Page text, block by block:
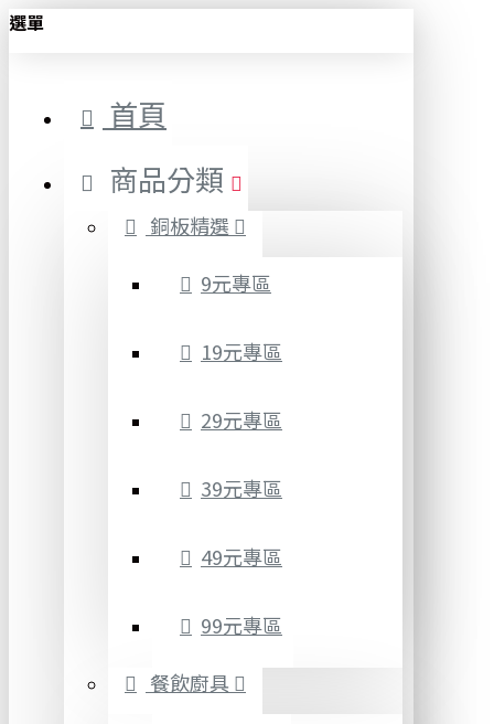
選單
首頁
商品分類
銅板精選
9元專區
19元專區
29元專區
39元專區
49元專區
99元專區
餐飲廚具